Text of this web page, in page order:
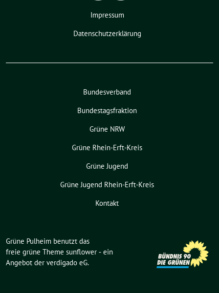
Impressum
Datenschutzerklärung
Bundesverband
Bundestagsfraktion
Grüne NRW
Grüne Rhein-Erft-Kreis
Grüne Jugend
Grüne Jugend Rhein-Erft-Kreis
Kontakt
Grüne Pulheim benutzt das
freie grüne Theme sunflower ‐ ein
Angebot der verdigado eG.